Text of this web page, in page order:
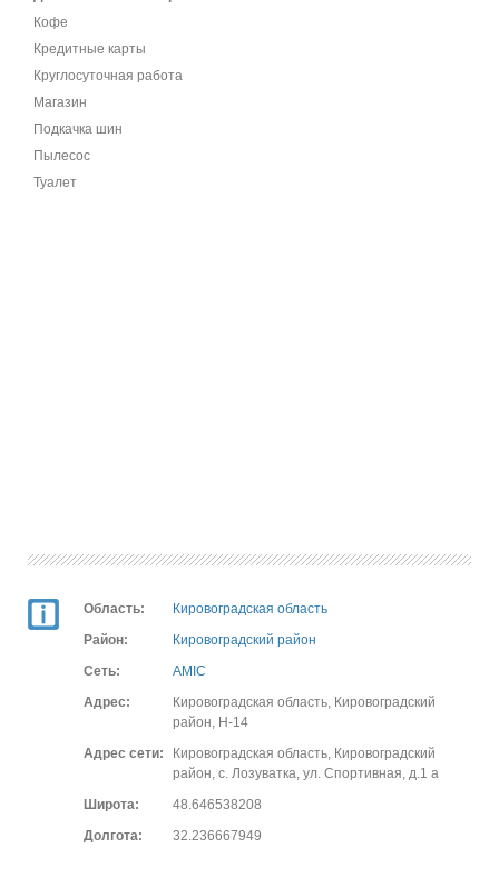
Кофе
Кредитные карты
Круглосуточная работа
Магазин
Подкачка шин
Пылесос
Туалет
Область:
Кировоградская область
Район:
Кировоградский район
Сеть:
AMIC
Адрес:
Кировоградская область, Кировоградский
район, Н-14
Адрес сети:
Кировоградская область, Кировоградский
район, с. Лозуватка, ул. Спортивная, д.1 а
Широта:
48.646538208
Долгота:
32.236667949